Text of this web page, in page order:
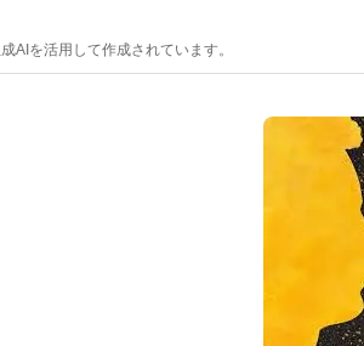
AIを活用して作成されています。